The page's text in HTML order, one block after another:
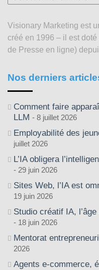
articles
2003
Visionary Marketing est
créé en 1996 – il est
de Presse en ligne)
Nos derniers
Comment faire
LLM
8 juillet 2026
Employabilité des
juillet 2026
L’IA obligera
29 juin 2026
Sites Web, l’IA est
19 juin 2026
Studio créatif IA,
18 juin 2026
Mentorat
2026
Agents e-commerce,